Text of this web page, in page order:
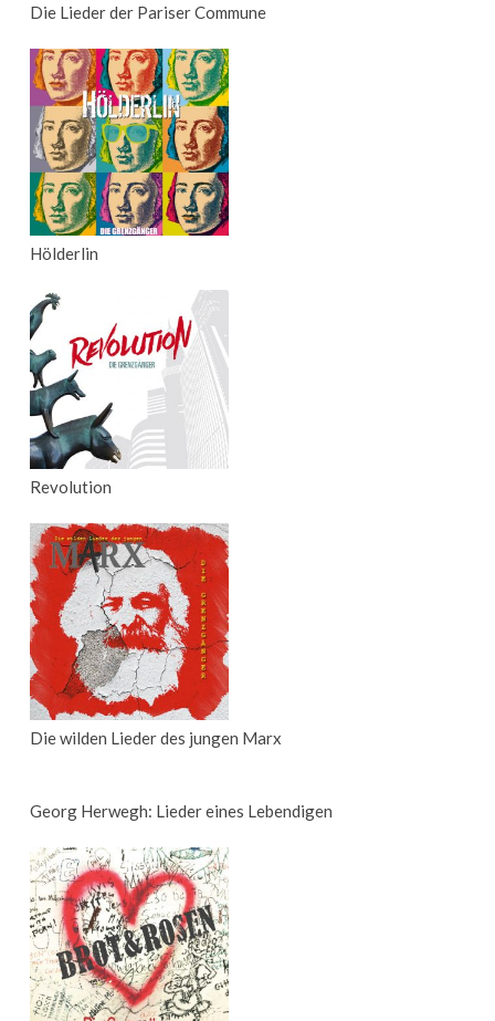
Die Lieder der Pariser Commune
Hölderlin
Revolution
Die wilden Lieder des jungen Marx
Georg Herwegh: Lieder eines Lebendigen